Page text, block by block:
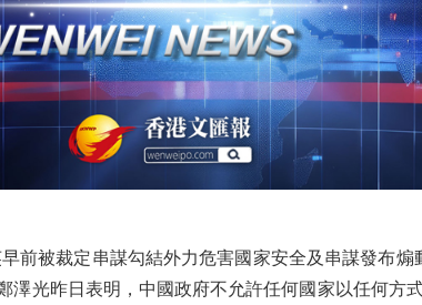
被裁定串謀勾結外力危害國家安全及串謀發布煽
光昨日表明，中國政府不允許任何國家以任何方